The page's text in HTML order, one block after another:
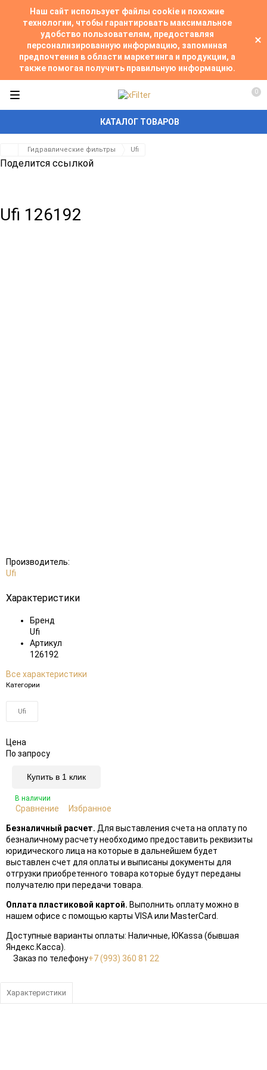
Наш сайт использует файлы cookie и похожие
технологии, чтобы гарантировать максимальное
удобство пользователям, предоставляя
персонализированную информацию, запоминая
предпочтения в области маркетинга и продукции, а
также помогая получить правильную информацию.
КАТАЛОГ ТОВАРОВ
0
Гидравлические фильтры Ufi
Поделится ссылкой
Ufi 126192
Производитель:
Ufi
Характеристики
Бренд
Ufi
Артикул
126192
Все характеристики
Категории
Ufi
Цена
По запросу
Купить в 1 клик
В наличии
Сравнение Избранное
Безналичный расчет. Для выставления счета на оплату по
безналичному расчету необходимо предоставить реквизиты
юридического лица на которые в дальнейшем будет
выставлен счет для оплаты и выписаны документы для
отгрузки приобретенного товара которые будут переданы
получателю при передачи товара.
Оплата пластиковой картой. Выполнить оплату можно в
нашем офисе с помощью карты VISA или MasterCard.
Доступные варианты оплаты: Наличные, ЮKassa (бывшая
Яндекс.Касса).
Заказ по телефону+7 (993) 360 81 22
Характеристики